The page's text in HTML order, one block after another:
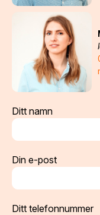
Ditt namn
Din e-post
Ditt telefonnummer